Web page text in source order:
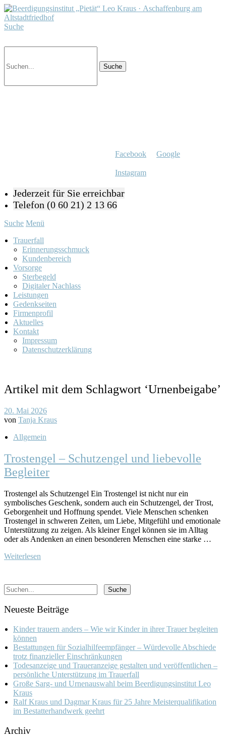
Suche
Facebook Google
Instagram
Jederzeit für Sie erreichbar
Telefon (0 60 21) 2 13 66
Suche Menü
Trauerfall
Erinnerungsschmuck
Kundenbereich
Vorsorge
Sterbegeld
Digitaler Nachlass
Leistungen
Gedenkseiten
Firmenprofil
Aktuelles
Kontakt
Impressum
Datenschutzerklärung
Artikel mit dem Schlagwort ‘Urnenbeigabe’
20. Mai 2026
von Tanja Kraus
Allgemein
Trostengel – Schutzengel und liebevolle
Begleiter
Trostengel als Schutzengel Ein Trostengel ist nicht nur ein
symbolisches Geschenk, sondern auch ein Schutzengel, der Trost,
Geborgenheit und Hoffnung spendet. Viele Menschen schenken
Trostengel in schweren Zeiten, um Liebe, Mitgefühl und emotionale
Unterstützung zu zeigen. Als kleiner Engel können sie im Alltag
oder als Andenken an einen besonderen Menschen eine starke …
Weiterlesen
Neueste Beiträge
Kinder trauern anders – Wie wir Kinder in ihrer Trauer begleiten
können
Bestattungen für Sozialhilfeempfänger – Würdevolle Abschiede
trotz finanzieller Einschränkungen
Todesanzeige und Traueranzeige gestalten und veröffentlichen –
persönliche Unterstützung im Trauerfall
Große Sarg- und Urnenauswahl beim Beerdigungsinstitut Leo
Kraus
Ralf Kraus und Dagmar Kraus für 25 Jahre Meisterqualifikation
im Bestatterhandwerk geehrt
Archiv